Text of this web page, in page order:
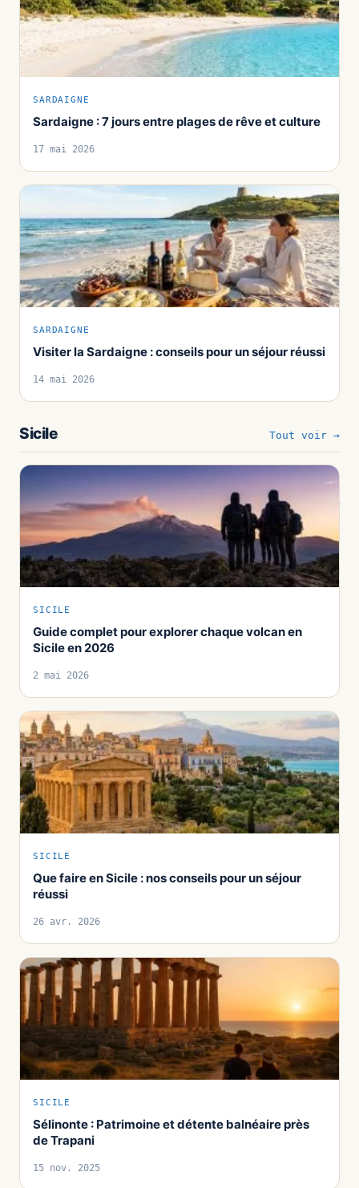
SARDAIGNE
Sardaigne : 7 jours entre plages de rêve et culture
17 mai 2026
SARDAIGNE
Visiter la Sardaigne : conseils pour un séjour réussi
14 mai 2026
Sicile Tout voir →
SICILE
Guide complet pour explorer chaque volcan en
Sicile en 2026
2 mai 2026
SICILE
Que faire en Sicile : nos conseils pour un séjour
réussi
26 avr. 2026
SICILE
Sélinonte : Patrimoine et détente balnéaire près
de Trapani
15 nov. 2025